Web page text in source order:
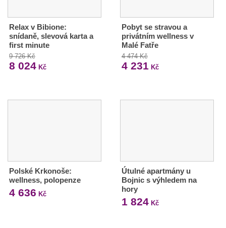
Relax v Bibione:
snídaně, slevová karta a
first minute
9 726 Kč
8 024 Kč
Pobyt se stravou a
privátním wellness v
Malé Fatře
4 474 Kč
4 231 Kč
Polské Krkonoše:
wellness, polopenze
4 636 Kč
Útulné apartmány u
Bojnic s výhledem na
hory
1 824Kč